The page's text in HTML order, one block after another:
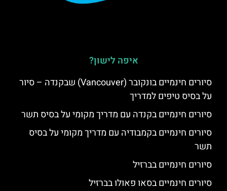
איפה לישון?
סיורים חינמיים בונקובר (Vancouver) שבקנדה – סיור
על בסיס טיפים למדריך
סיורים חינמיים בקנדה עם מדריך מקומי על בסיס תשר
סיורים חינמיים בקמבודיה עם מדריך מקומי על בסיס
תשר
סיורים חינמיים בברזיל
סיורים חינמיים בסאו פאולו בברזיל